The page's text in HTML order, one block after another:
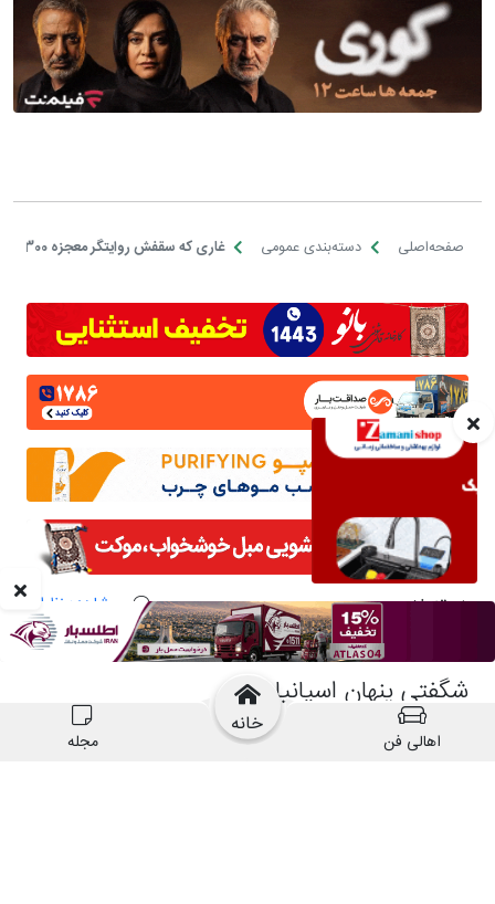
مجله
خانه
اهالی فن